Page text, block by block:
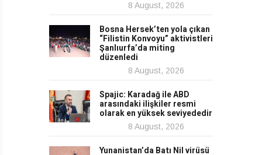
8 August, 2026
Bosna Hersek’ten yola çıkan
“Filistin Konvoyu” aktivistleri
Şanlıurfa’da miting
düzenledi
8 August, 2026
Spajic: Karadağ ile ABD
arasındaki ilişkiler resmi
olarak en yüksek seviyededir
8 August, 2026
Yunanistan’da Batı Nil virüsü